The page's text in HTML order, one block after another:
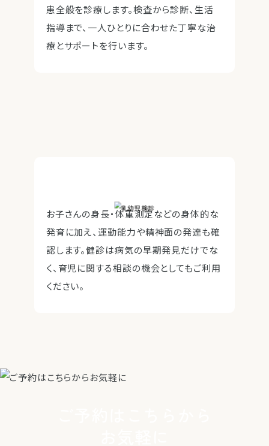
患全般を診療します。検査から診断、生活
指導まで、一人ひとりに合わせた丁寧な治
療とサポートを行います。
お子さんの身長・体重測定などの身体的な
発育に加え、運動能力や精神面の発達も確
認します。健診は病気の早期発見だけでな
く、育児に関する相談の機会としてもご利用
ください。